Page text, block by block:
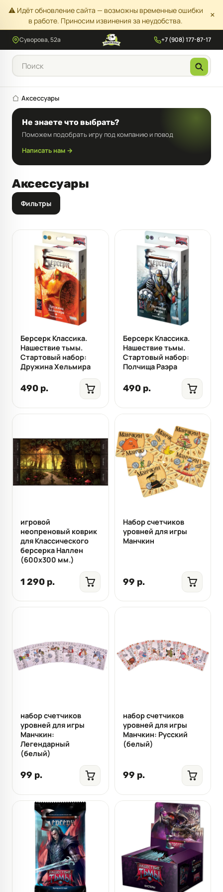
⚠️ Идёт обновление сайта — возможны временные ошибки
в работе. Приносим извинения за неудобства.
×
Суворова, 52а +7 (908) 177-87-17
/Аксессуары
Не знаете что выбрать?
Поможем подобрать игру под компанию и повод
Написать нам →
Аксессуары
Фильтры
Берсерк Классика.
Нашествие тьмы.
Стартовый набор:
Дружина Хельмира
490 р.
Берсерк Классика.
Нашествие тьмы.
Стартовый набор:
Полчища Раэра
490 р.
игровой
неопреновый коврик
для Классического
берсерка Наллен
(600x300 мм.)
1 290 р.
Набор счетчиков
уровней для игры
Манчкин
99 р.
набор счетчиков
уровней для игры
Манчкин:
Легендарный
(белый)
99 р.
набор счетчиков
уровней для игры
Манчкин: Русский
(белый)
99 р.